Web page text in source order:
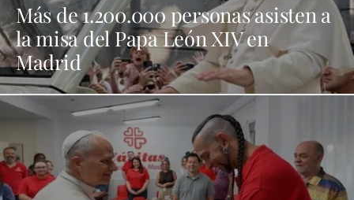
Más de 1.200.000 personas asisten a
la misa del Papa León XIV en
Madrid